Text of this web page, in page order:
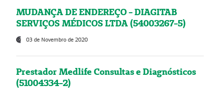
MUDANÇA DE ENDEREÇO - DIAGITAB
SERVIÇOS MÉDICOS LTDA (54003267-5)
03 de Novembro de 2020
Prestador Medlife Consultas e Diagnósticos
(51004334-2)